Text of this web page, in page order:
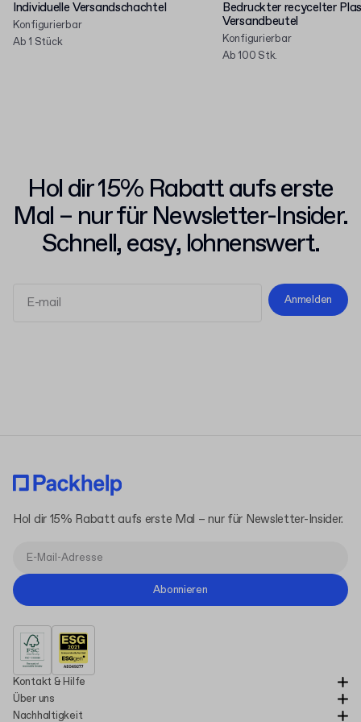
Individuelle Versandschachtel
Konfigurierbar
Ab 1 Stück
Bedruckter recycelter
Versandbeutel
Konfigurierbar
Ab 100 Stk.
Hol dir 15% Rabatt aufs erste
Mal – nur für Newsletter-Insider.
Schnell, easy, lohnenswert.
Anmelden
Kontakt & Hilfe
Über uns
Nachhaltigkeit
Hol dir 15% Rabatt aufs erste Mal – nur für Newsletter-Insider.
Abonnieren